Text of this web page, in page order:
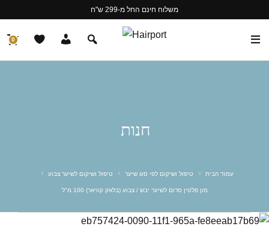
משלוח חינם החל מ-299 ש"ח
0
חנות
עמוד הבית טיפול ושיקום לפי סוג שיער טיפול ושיקום לשיער צבוע
מון פלטין סרום לשיער יבש / צבוע (בלאק קוויאר) 100 מ"ל